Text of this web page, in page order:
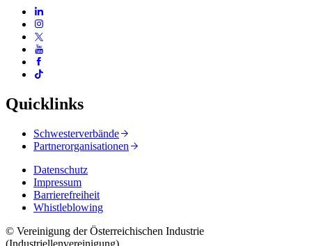
Quicklinks
Schwesterverbände
Partnerorganisationen
Datenschutz
Impressum
Barrierefreiheit
Whistleblowing
© Vereinigung der Österreichischen Industrie